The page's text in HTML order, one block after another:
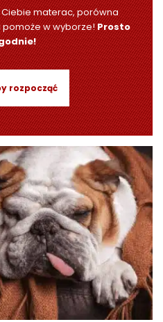
materac, porówna
pomoże w wyborze!Prosto
rozpocząć